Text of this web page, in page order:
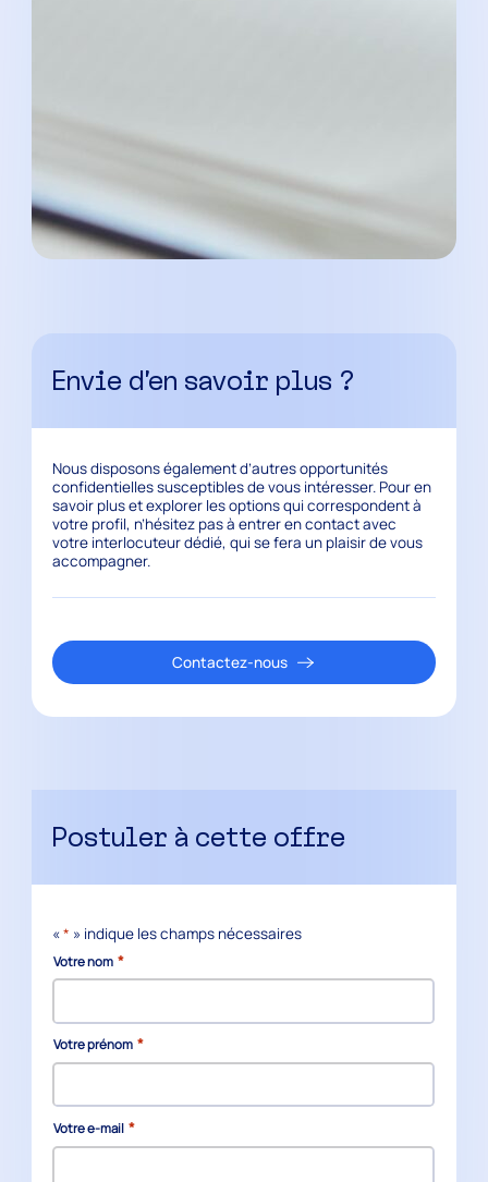
Envie d’en savoir plus ?
Nous disposons également d’autres opportunités
confidentielles susceptibles de vous intéresser. Pour en
savoir plus et explorer les options qui correspondent à
votre profil, n’hésitez pas à entrer en contact avec
votre interlocuteur dédié, qui se fera un plaisir de vous
accompagner.
Contactez-nous
Postuler à cette offre
«* » indique les champs nécessaires
Votre nom *
Votre prénom *
Votre e-mail *